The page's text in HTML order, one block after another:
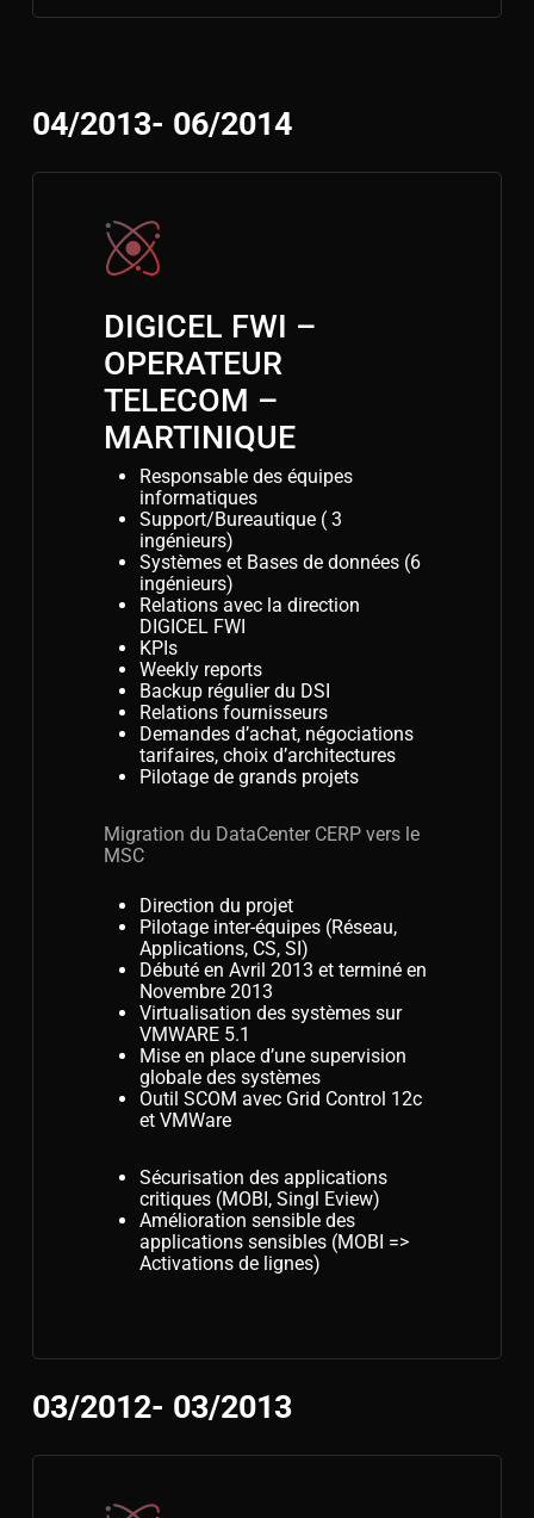
04/2013- 06/2014
DIGICEL FWI –
OPERATEUR
TELECOM –
MARTINIQUE
Responsable des équipes
informatiques
Support/Bureautique ( 3
ingénieurs)
Systèmes et Bases de données (6
ingénieurs)
Relations avec la direction
DIGICEL FWI
KPIs
Weekly reports
Backup régulier du DSI
Relations fournisseurs
Demandes d’achat, négociations
tarifaires, choix d’architectures
Pilotage de grands projets
Migration du DataCenter CERP vers le
MSC
Direction du projet
Pilotage inter-équipes (Réseau,
Applications, CS, SI)
Débuté en Avril 2013 et terminé en
Novembre 2013
Virtualisation des systèmes sur
VMWARE 5.1
Mise en place d’une supervision
globale des systèmes
Outil SCOM avec Grid Control 12c
et VMWare
Sécurisation des applications
critiques (MOBI, Singl Eview)
Amélioration sensible des
applications sensibles (MOBI =>
Activations de lignes)
03/2012- 03/2013